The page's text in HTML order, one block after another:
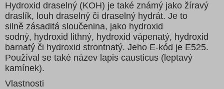
Hydroxid draselný (KOH) je také známý jako žíravý
draslík, louh draselný či draselný hydrát. Je to
silně zásaditá sloučenina, jako hydroxid
sodný, hydroxid lithný, hydroxid vápenatý, hydroxid
barnatý či hydroxid strontnatý. Jeho E-kód je E525.
Používal se také název lapis causticus (leptavý
kamínek).
Vlastnosti